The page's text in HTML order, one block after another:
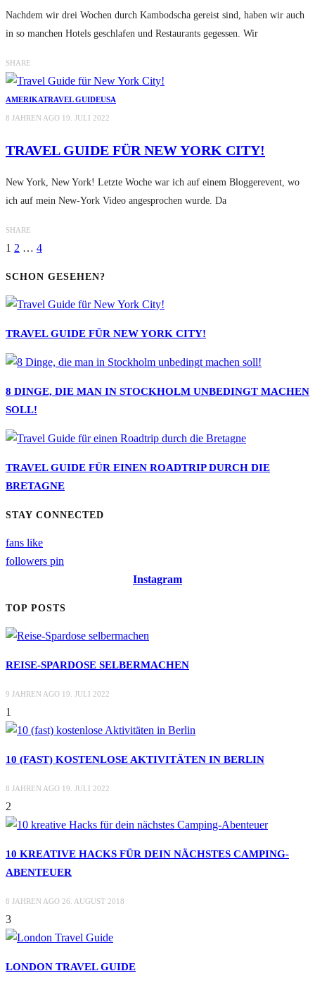
Nachdem wir drei Wochen durch Kambodscha gereist sind, haben wir auch
in so manchen Hotels geschlafen und Restaurants gegessen. Wir
SHARE
AMERIKATRAVEL GUIDEUSA
8 JAHREN AGO 19. JULI 2022
TRAVEL GUIDE FÜR NEW YORK CITY!
New York, New York! Letzte Woche war ich auf einem Bloggerevent, wo
ich auf mein New-York Video angesprochen wurde. Da
SHARE
1 2 … 4
SCHON GESEHEN?
TRAVEL GUIDE FÜR NEW YORK CITY!
8 DINGE, DIE MAN IN STOCKHOLM UNBEDINGT MACHEN
SOLL!
TRAVEL GUIDE FÜR EINEN ROADTRIP DURCH DIE
BRETAGNE
STAY CONNECTED
fans like
followers pin
Instagram
TOP POSTS
REISE-SPARDOSE SELBERMACHEN
9 JAHREN AGO 19. JULI 2022
1
10 (FAST) KOSTENLOSE AKTIVITÄTEN IN BERLIN
8 JAHREN AGO 19. JULI 2022
2
10 KREATIVE HACKS FÜR DEIN NÄCHSTES CAMPING-
ABENTEUER
8 JAHREN AGO 26. AUGUST 2018
3
LONDON TRAVEL GUIDE